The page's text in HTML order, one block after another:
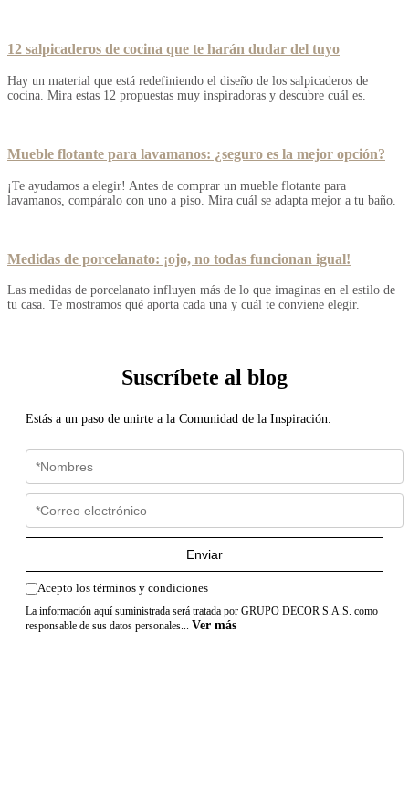
12 salpicaderos de cocina que te harán dudar del tuyo
Hay un material que está redefiniendo el diseño de los salpicaderos de
cocina. Mira estas 12 propuestas muy inspiradoras y descubre cuál es.
Mueble flotante para lavamanos: ¿seguro es la mejor opción?
¡Te ayudamos a elegir! Antes de comprar un mueble flotante para
lavamanos, compáralo con uno a piso. Mira cuál se adapta mejor a tu baño.
Medidas de porcelanato: ¡ojo, no todas funcionan igual!
Las medidas de porcelanato influyen más de lo que imaginas en el estilo de
tu casa. Te mostramos qué aporta cada una y cuál te conviene elegir.
Suscríbete al blog
Estás a un paso de unirte a la Comunidad de la Inspiración.
Enviar
Acepto los términos y condiciones
La información aquí suministrada será tratada por GRUPO DECOR S.A.S. como
responsable de sus datos personales... Ver más